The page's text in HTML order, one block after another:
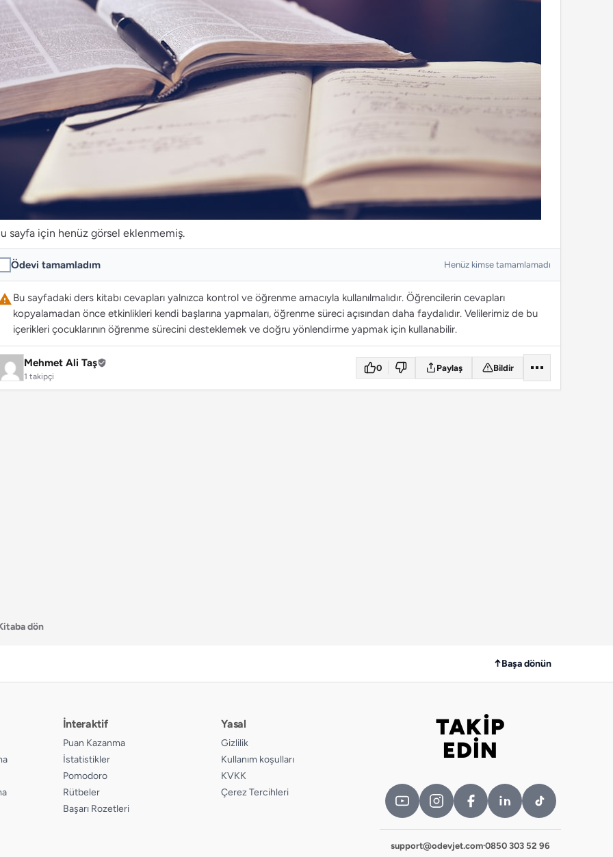
sayfa için henüz görsel eklenmemiş.
Ödevi tamamladım Henüz kimse tamamlamadı
Bu sayfadaki ders kitabı cevapları yalnızca kontrol ve öğrenme amacıyla kullanılmalıdır. Öğrencilerin cevapları
kopyalamadan önce etkinlikleri kendi başlarına yapmaları, öğrenme süreci açısından daha faydalıdır. Velilerimiz de bu
içerikleri çocuklarının öğrenme sürecini desteklemek ve doğru yönlendirme yapmak için kullanabilir.
Mehmet Ali Taş
1 takipçi
0 Paylaş Bildir
dön
↑Başa dönün
İnteraktif
Puan Kazanma
İstatistikler
Pomodoro
Rütbeler
Başarı Rozetleri
Yasal
Gizlilik
Kullanım koşulları
KVKK
Çerez Tercihleri
Bizi takip edin
TAKİP
EDİN
support@odevjet.com·0850 303 52 96